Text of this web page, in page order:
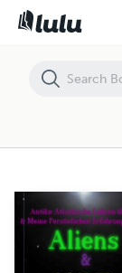
Antike Atlantische